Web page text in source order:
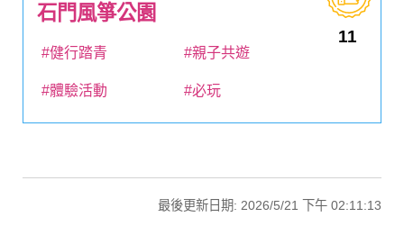
石門風箏公園
11
#健行踏青 #親子共遊
#體驗活動 #必玩
最後更新日期: 2026/5/21 下午 02:11:13